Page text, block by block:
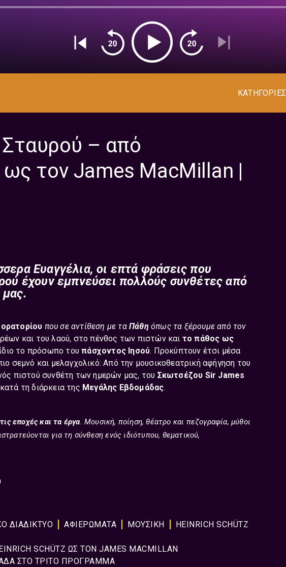
ΚΑΤΗΓΟΡΙΕΣ
Σταυρού – από
τον James MacMillan |
Ευαγγέλια, οι επτά φράσεις που
έχουν εμπνεύσει πολλούς συνθέτες από
που σε αντίθεση με ταΠάθηόπως τα ξέρουμε από τον
και του λαού, στο πένθος των πιστών και το πάθος ως
το πρόσωπο τουπάσχοντος Ιησού. Προκύπτουν έτσι μέσα
σεμνό και μελαγχολικό: Από την μουσικοθεατρική αφήγηση του
πιστού συνθέτη των ημερών μας, του Σκωτσέζου Sir James
τη διάρκεια της Μεγάλης Εβδομάδας.
εποχές και τα έργα. Μουσική, ποίηση, θέατρο και πεζογραφία, μύθοι
για τη σύνθεση ενός ιδιότυπου, θεματικού,
ΔΙΑΔΙΚΤΥΟ ΑΦΙΕΡΏΜΑΤΑ ΜΟΥΣΙΚΉ
HEINRICH SCHÜTZ
SCHÜTZ ΩΣ ΤΟΝ JAMES MACMILLAN
ΣΤΟ ΤΡΙΤΟ ΠΡΟΓΡΑΜΜΑ